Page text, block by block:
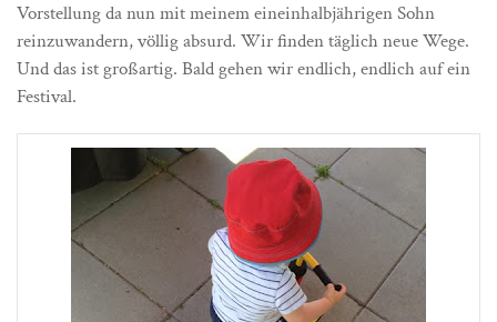
Vorstellung da nun mit meinem eineinhalbjährigen Sohn
reinzuwandern, völlig absurd. Wir finden täglich neue Wege.
Und das ist großartig. Bald gehen wir endlich, endlich auf ein
Festival.